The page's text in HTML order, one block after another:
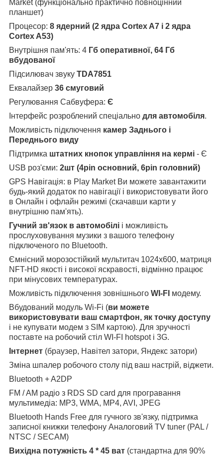
Market (функціонально практично повноцінний
планшет)
Процесор: 8 ядерний (2 ядра Cortex A7 і 2 ядра
Cortex A53)
Внутрішня пам'ять: 4 Гб оперативної, 64 Гб
вбудованої
Підсилювач звуку TDA7851
Еквалайзер 36 смуговий
Регулювання Сабвуфера: Є
Інтерфейс розроблений спеціально для автомобіля.
Можливість підключення камер Заднього і
Переднього виду
Підтримка штатних кнопок управління на кермі - Є
USB роз'єми: 2шт (4pin основний, 6pin головний)
GPS Навігація: в Play Market Ви можете завантажити
будь-який додаток по навігації і використовувати його
в Онлайн і офлайн режимі (скачавши карти у
внутрішню пам'ять).
Гучний зв'язок в автомобілі і можливість
прослуховування музики з вашого телефону
підключеного по Вluetooth.
Ємнісний морозостійкий мультитач 1024х600, матриця
NFT-HD якості і високої яскравості, відмінно працює
при мінусових температурах.
Можливість підключення зовнішнього WI-FI модему.
Вбудований модуль Wi-Fi (ви можете
використовувати ваш смартфон, як точку доступу
і не купувати модем з SIM картою). Для зручності
поставте на робочий стіл WI-FI hotspot і 3G.
Інтернет (браузер, Навітел затори, Яндекс затори)
Зміна шпалер робочого столу під ваш настрій, віджети.
Вluetooth + A2DP
FM / AM радіо з RDS SD card для програвання
мультимедіа: MP3, WMA, MP4, AVI, JPEG
Bluetooth Hands Free для гучного зв'язку, підтримка
записної книжки телефону Аналоговий TV tuner (PAL /
NTSC / SECAM)
Вихідна потужність 4 * 45 ват (стандартна для 90%